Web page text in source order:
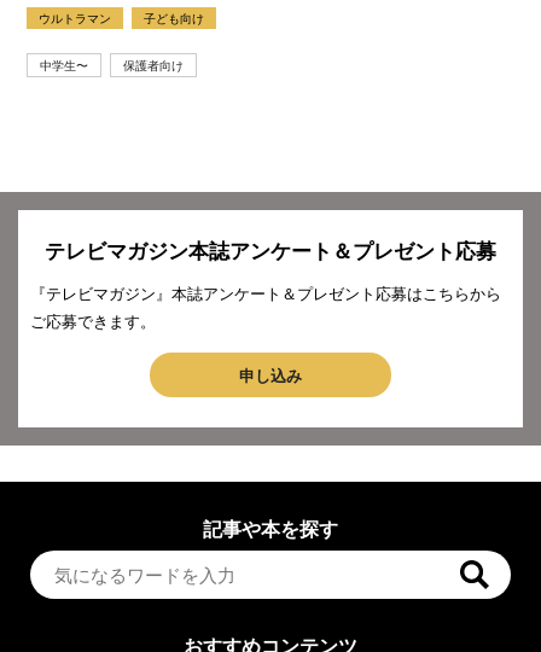
ウルトラマン 子ども向け
中学生〜 保護者向け
テレビマガジン本誌アンケート＆プレゼント応募
『テレビマガジン』本誌アンケート＆プレゼント応募はこちらから
ご応募できます。
申し込み
記事や本を探す
おすすめコンテンツ